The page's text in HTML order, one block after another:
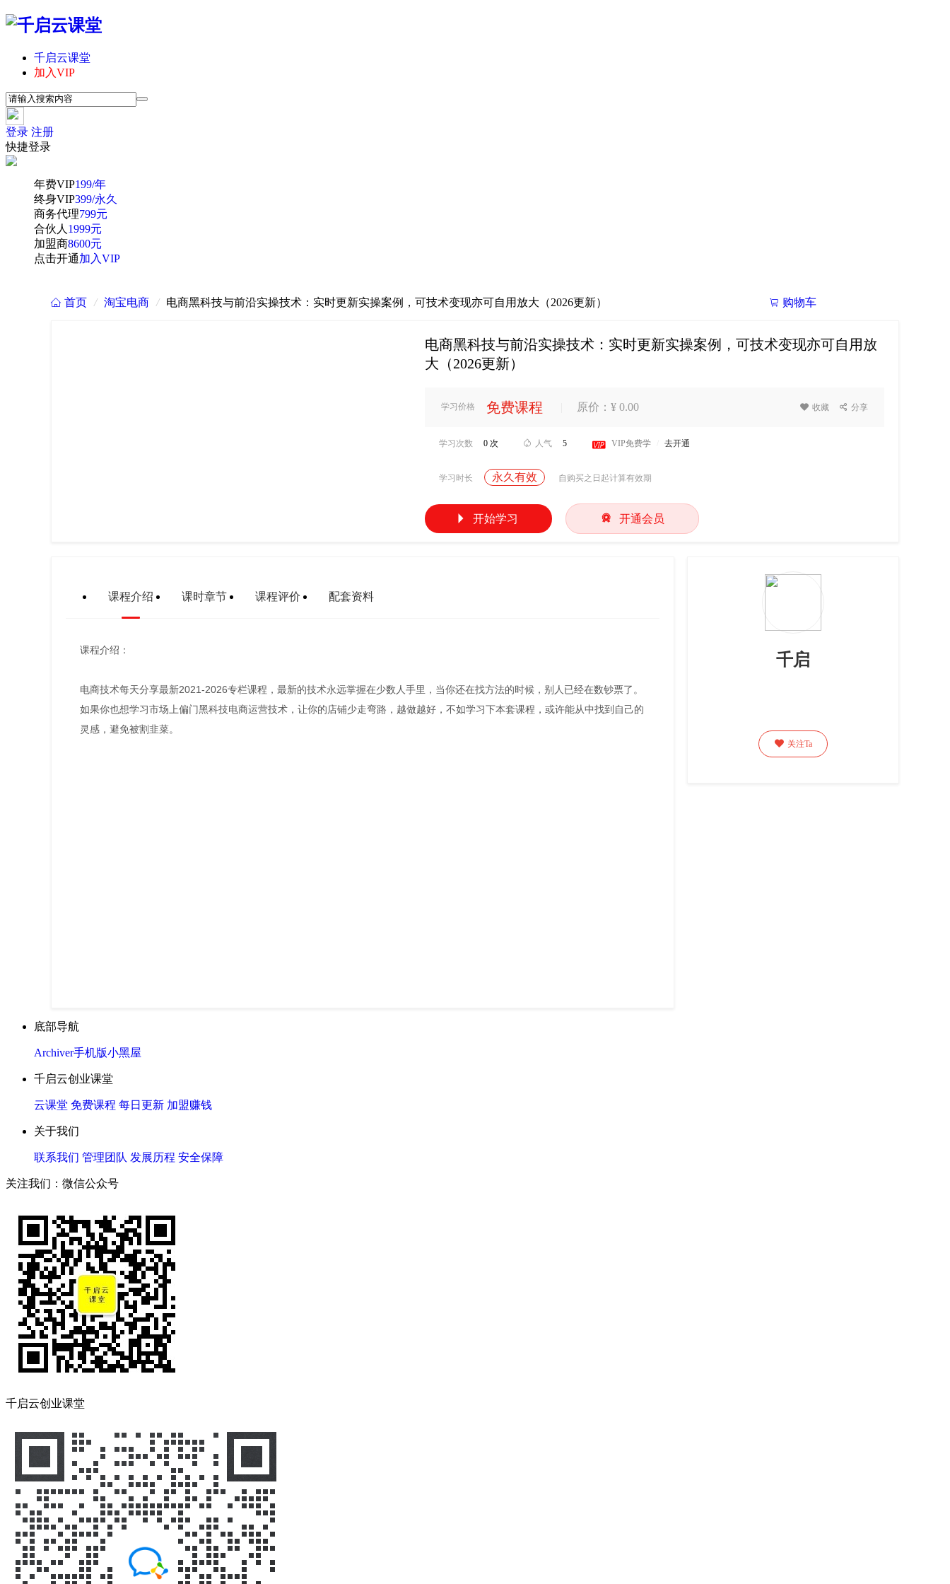
千启云课堂
加入VIP
登录 注册
快捷登录
年费VIP199/年
终身VIP399/永久
商务代理799元
合伙人 1999元
加盟商8600元
点击开通加入VIP
 购物车
 首页 / 淘宝电商 / 电商黑科技与前沿实操技术：实时更新实操案例，可技术变现亦可自用放大（2026更新）
电商黑科技与前沿实操技术：实时更新实操案例，可技术变现亦可自用放
大（2026更新）
学习价格 免费课程 原价：¥ 0.00  收藏  分享
学习次数 0 次  人气 5  VIP免费学 去开通
学习时长 永久有效 自购买之日起计算有效期
 开始学习  开通会员
课程介绍 课时章节 课程评价 配套资料
课程介绍：
电商技术每天分享最新2021-2026专栏课程，最新的技术永远掌握在少数人手里，当你还在找方法的时候，别人已经在数钞票了。
如果你也想学习市场上偏门黑科技电商运营技术，让你的店铺少走弯路，越做越好，不如学习下本套课程，或许能从中找到自己的
灵感，避免被割韭菜。
千启
 关注Ta
底部导航
Archiver手机版小黑屋
千启云创业课堂
云课堂 免费课程 每日更新 加盟赚钱
关于我们
联系我们 管理团队 发展历程 安全保障
关注我们：微信公众号
千启云创业课堂